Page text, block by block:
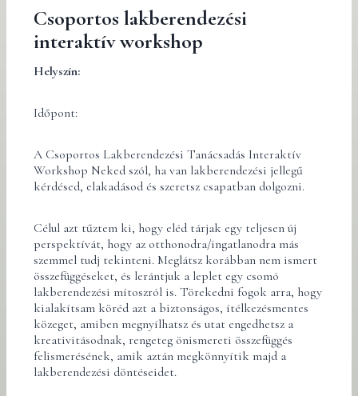
Csoportos lakberendezési
interaktív workshop
Helyszín:
Időpont:
A Csoportos Lakberendezési Tanácsadás Interaktív
Workshop Neked szól, ha van lakberendezési jellegű
kérdésed, elakadásod és szeretsz csapatban dolgozni.
Célul azt tűztem ki, hogy eléd tárjak egy teljesen új
perspektívát, hogy az otthonodra/ingatlanodra más
szemmel tudj tekinteni. Meglátsz korábban nem ismert
összefüggéseket, és lerántjuk a leplet egy csomó
lakberendezési mítoszról is. Törekedni fogok arra, hogy
kialakítsam köréd azt a biztonságos, ítélkezésmentes
közeget, amiben megnyílhatsz és utat engedhetsz a
kreativitásodnak, rengeteg önismereti összefüggés
felismerésének, amik aztán megkönnyítik majd a
lakberendezési döntéseidet.